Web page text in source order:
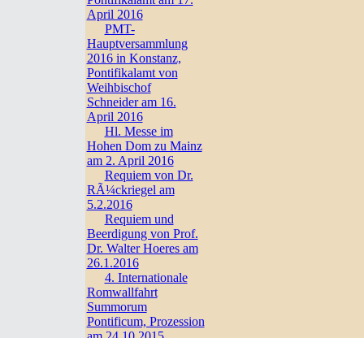
April 2016
PMT-
Hauptversammlung
2016 in Konstanz,
Pontifikalamt von
Weihbischof
Schneider am 16.
April 2016
Hl. Messe im
Hohen Dom zu Mainz
am 2. April 2016
Requiem von Dr.
RÃ¼ckriegel am
5.2.2016
Requiem und
Beerdigung von Prof.
Dr. Walter Hoeres am
26.1.2016
4. Internationale
Romwallfahrt
Summorum
Pontificum, Prozession